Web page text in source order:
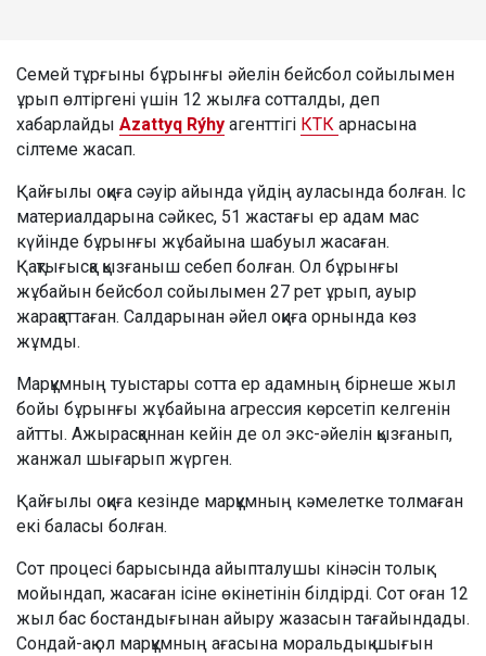
Семей тұрғыны бұрынғы әйелін бейсбол сойылымен
ұрып өлтіргені үшін 12 жылға сотталды, деп
хабарлайды Azattyq Rýhy агенттігі КТК арнасына
сілтеме жасап.
Қайғылы оқиға сәуір айында үйдің ауласында болған. Іс
материалдарына сәйкес, 51 жастағы ер адам мас
күйінде бұрынғы жұбайына шабуыл жасаған.
Қақтығысқа қызғаныш себеп болған. Ол бұрынғы
жұбайын бейсбол сойылымен 27 рет ұрып, ауыр
жарақаттаған. Салдарынан әйел оқиға орнында көз
жұмды.
Марқұмның туыстары сотта ер адамның бірнеше жыл
бойы бұрынғы жұбайына агрессия көрсетіп келгенін
айтты. Ажырасқаннан кейін де ол экс-әйелін қызғанып,
жанжал шығарып жүрген.
Қайғылы оқиға кезінде марқұмның кәмелетке толмаған
екі баласы болған.
Сот процесі барысында айыпталушы кінәсін толық
мойындап, жасаған ісіне өкінетінін білдірді. Сот оған 12
жыл бас бостандығынан айыру жазасын тағайындады.
Сондай-ақ ол марқұмның ағасына моральдық шығын